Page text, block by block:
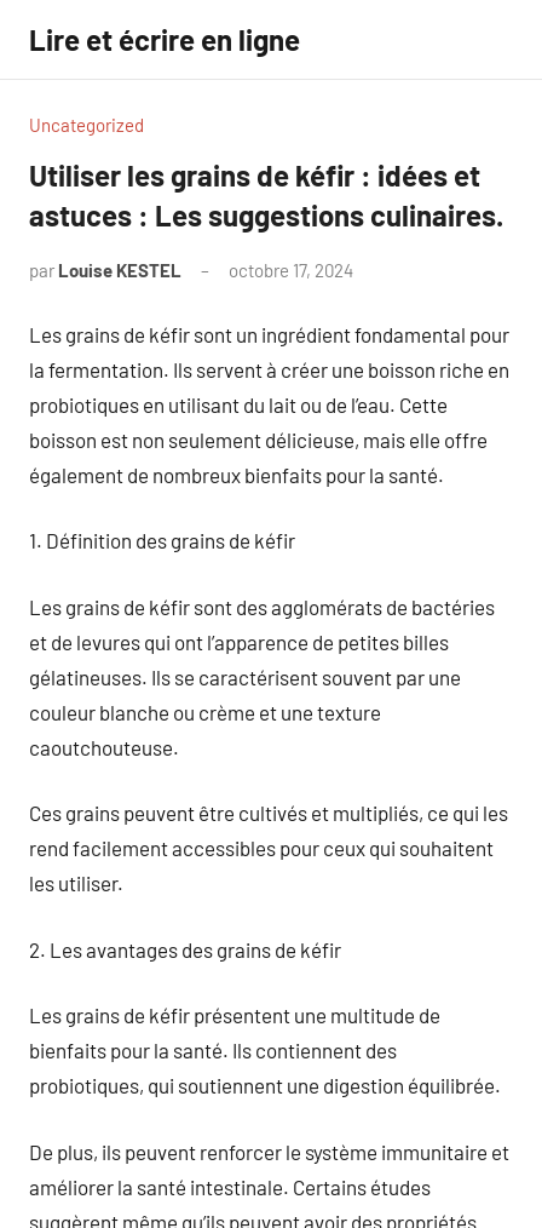
contenu
Lire et écrire en ligne
Uncategorized
Utiliser les grains de kéfir : idées et
astuces : Les suggestions culinaires.
par Louise KESTEL octobre 17, 2024
Les grains de kéfir sont un ingrédient fondamental pour
la fermentation. Ils servent à créer une boisson riche en
probiotiques en utilisant du lait ou de l’eau. Cette
boisson est non seulement délicieuse, mais elle offre
également de nombreux bienfaits pour la santé.
1. Définition des grains de kéfir
Les grains de kéfir sont des agglomérats de bactéries
et de levures qui ont l’apparence de petites billes
gélatineuses. Ils se caractérisent souvent par une
couleur blanche ou crème et une texture
caoutchouteuse.
Ces grains peuvent être cultivés et multipliés, ce qui les
rend facilement accessibles pour ceux qui souhaitent
les utiliser.
2. Les avantages des grains de kéfir
Les grains de kéfir présentent une multitude de
bienfaits pour la santé. Ils contiennent des
probiotiques, qui soutiennent une digestion équilibrée.
De plus, ils peuvent renforcer le système immunitaire et
améliorer la santé intestinale. Certains études
suggèrent même qu’ils peuvent avoir des propriétés